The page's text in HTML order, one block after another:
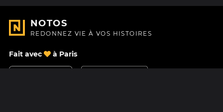
NOTOS
REDONNEZ VIE À VOS HISTOIRES
Fait avec à Paris